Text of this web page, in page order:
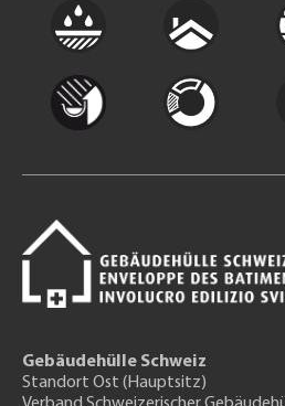
Gebäudehülle Schweiz
Standort Ost (Hauptsitz)